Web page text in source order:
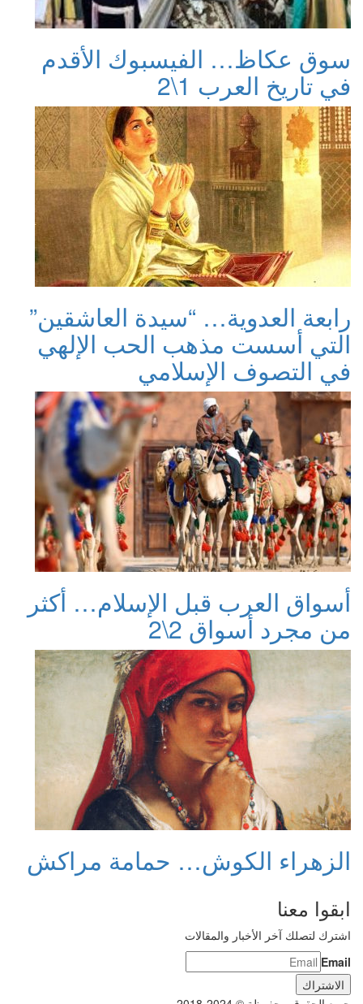
سوق عكاظ… الفيسبوك الأقدم
في تاريخ العرب 1\2
رابعة العدوية… “سيدة العاشقين”
التي أسست مذهب الحب الإلهي
في التصوف الإسلامي
أسواق العرب قبل الإسلام… أكثر
من مجرد أسواق 2\2
الزهراء الكوش… حمامة مراكش
ابقوا معنا
اشترك لتصلك آخر الأخبار والمقالات
Email